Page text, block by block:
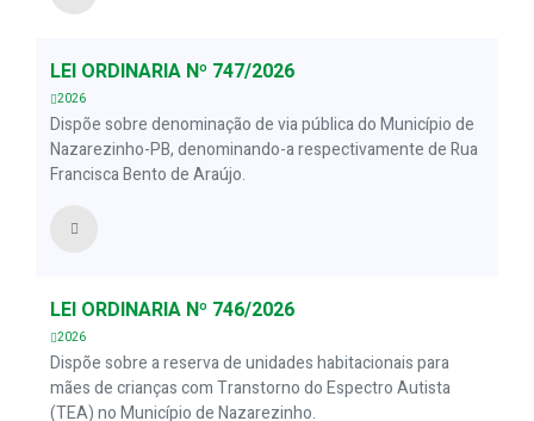
LEI ORDINÁRIA Nº 747/2026
2026
Dispõe sobre denominação de via pública do Município de
Nazarezinho-PB, denominando-a respectivamente de Rua
Francisca Bento de Araújo.
LEI ORDINÁRIA Nº 746/2026
2026
Dispõe sobre a reserva de unidades habitacionais para
mães de crianças com Transtorno do Espectro Autista
(TEA) no Município de Nazarezinho.